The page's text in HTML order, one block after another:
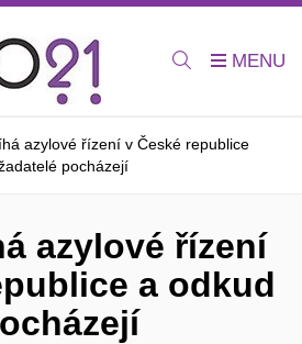
azylové řízení v České republice
pocházejí
azylové řízení
a odkud